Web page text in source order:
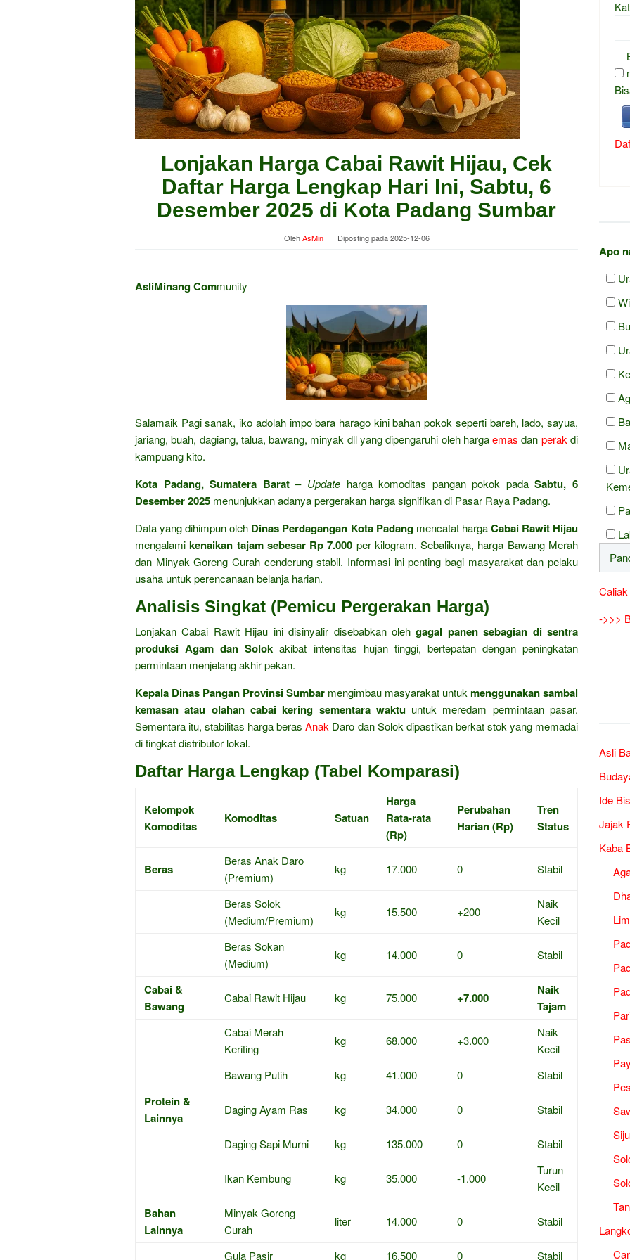
Lonjakan Harga Cabai Rawit Hijau, Cek
Daftar Harga Lengkap Hari Ini, Sabtu, 6
Desember 2025 di Kota Padang Sumbar
OlehAsMin Diposting pada2025-12-06
AsliMinang Community
Salamaik Pagi sanak, iko adolah impo bara harago kini bahan pokok seperti bareh, lado, sayua,
jariang, buah, dagiang, talua, bawang, minyak dll yang dipengaruhi oleh hargaemas dan perak di
kampuang kito.
Kota Padang, Sumatera Barat– Updateharga komoditas pangan pokok padaSabtu, 6
Desember 2025 menunjukkan adanya pergerakan harga signifikan di Pasar Raya Padang.
Data yang dihimpun oleh Dinas Perdagangan Kota Padangmencatat hargaCabai Rawit Hijau
mengalamikenaikan tajam sebesar Rp 7.000 per kilogram. Sebaliknya, harga Bawang Merah
dan Minyak Goreng Curah cenderung stabil. Informasi ini penting bagi masyarakat dan pelaku
usaha untuk perencanaan belanja harian.
Analisis Singkat (Pemicu Pergerakan Harga)
Lonjakan Cabai Rawit Hijau ini disinyalir disebabkan olehgagal panen sebagian di sentra
produksi Agam dan Solok akibat intensitas hujan tinggi, bertepatan dengan peningkatan
permintaan menjelang akhir pekan.
Kepala Dinas Pangan Provinsi Sumbar mengimbau masyarakat untuk menggunakan sambal
kemasan atau olahan cabai kering sementara waktuuntuk meredam permintaan pasar.
Sementara itu, stabilitas harga berasAnak Daro dan Solok dipastikan berkat stok yang memadai
di tingkat distributor lokal.
Daftar Harga Lengkap (Tabel Komparasi)
Kelompok
Komoditas
Komoditas Satuan
Harga
Rata-rata
(Rp)
Perubahan
Harian (Rp)
Tren
Status
Beras
Beras Anak Daro
(Premium)
kg 17.000 0 Stabil
Beras Solok
(Medium/Premium)
kg 15.500 +200
Naik
Kecil
Beras Sokan
(Medium)
kg 14.000 0 Stabil
Cabai &
Bawang
Cabai Rawit Hijau kg 75.000 +7.000
Naik
Tajam
Cabai Merah
Keriting
kg 68.000 +3.000
Naik
Kecil
Bawang Putih
kg 41.000 0 Stabil
Protein &
Lainnya
Daging Ayam Ras kg 34.000 0 Stabil
Daging Sapi Murni kg 135.000 0 Stabil
Ikan Kembung kg 35.000 -1.000
Turun
Kecil
Bahan
Lainnya
Minyak Goreng
Curah
liter 14.000 0 Stabil
Gula Pasir kg 16.500 0 Stabil
Apo
->>>
Asli
Ide
Jajak
Kaba